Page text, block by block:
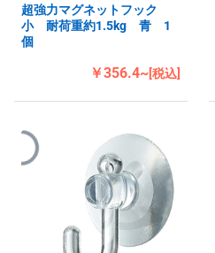
超強力マグネットフック
小 耐荷重約1.5kg 青 1
個
￥356.4~[税込]